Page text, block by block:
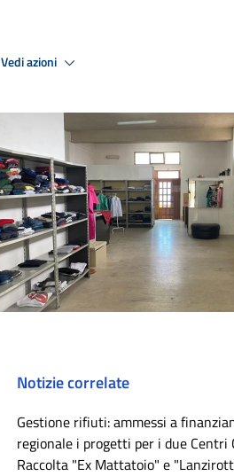
Vedi azioni
Notizie correlate
Gestione rifiuti: ammessi a
regionale i progetti per i due Centri
Raccolta "Ex Mattatoio" e